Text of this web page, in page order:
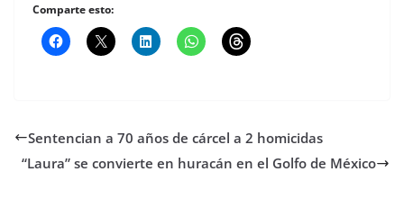
Comparte esto:
Sentencian a 70 años de cárcel a 2 homicidas
“Laura” se convierte en huracán en el Golfo de México